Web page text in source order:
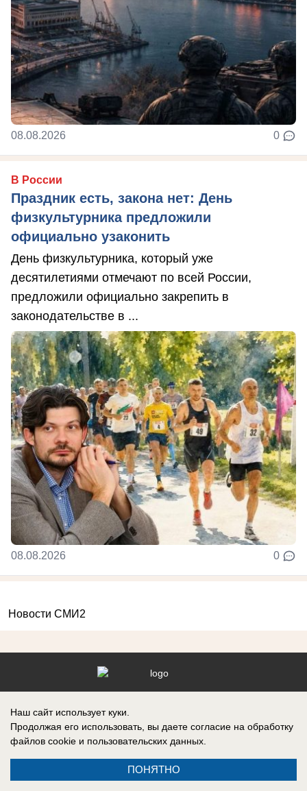
08.08.2026 0
В России
Праздник есть, закона нет: День
физкультурника предложили
официально узаконить
День физкультурника, который уже
десятилетиями отмечают по всей России,
предложили официально закрепить в
законодательстве в ...
08.08.2026 0
Новости СМИ2
Контакты
Наш сайт использует куки.
Продолжая его использовать, вы даете согласие на обработку
файлов cookie и пользовательских данных.
ПОНЯТНО